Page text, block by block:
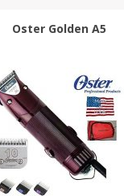
Oster Golden A5